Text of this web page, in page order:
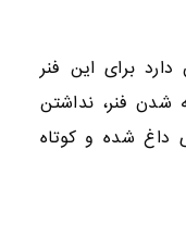
برای این فنر
شدن فنر، نداشتن
داغ شده و کوتاه